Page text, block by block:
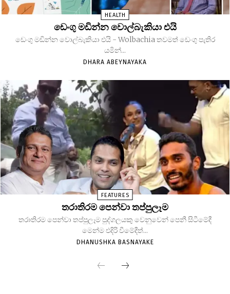
HEALTH
ඩෙංගු මඩින්න වොල්බැකියා එයි
ඩෙංගු මඩින්න වොල්බැකියා එයි - Wolbachia තවමත් ඩෙංගු පැතිර
යමින්...
DHARA ABEYNAYAKA
FEATURES
තරාතිරම පෙන්වා තප්පුලෑම
තරාතිරම පෙන්වා තප්පුලෑම පුද්ගලයකු වෙනුවෙන් පෙනී සිටීමේදී
මෙන්ම එදිරි වීමේදීත්...
DHANUSHKA BASNAYAKE